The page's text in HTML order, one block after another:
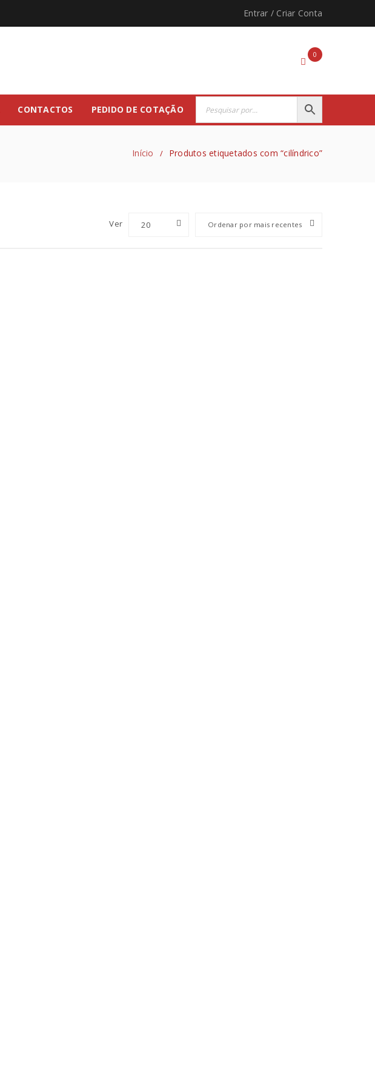
Entrar / Criar Conta
0
CONTACTOS PEDIDO DE COTAÇÃO
Início / Produtos etiquetados com “cilíndrico”
Ordenar por mais recentes
Ver 20